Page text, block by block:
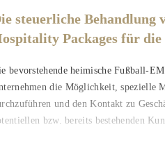
steuerliche Behandlung
Packages für die
bevorstehende heimische Fußball-
die Möglichkeit, spezielle
und den Kontakt zu
bzw. bereits bestehenden